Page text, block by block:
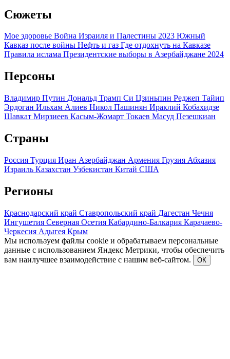
Сюжеты
Мое здоровье Война Израиля и Палестины 2023 Южный
Кавказ после войны Нефть и газ Где отдохнуть на Кавказе
Правила ислама Президентские выборы в Азербайджане 2024
Персоны
Владимир Путин Дональд Трамп Си Цзиньпин Реджеп Тайип
Эрдоган Ильхам Алиев Никол Пашинян Ираклий Кобахидзе
Шавкат Мирзиеев Касым-Жомарт Токаев Масуд Пезешкиан
Страны
Россия Турция Иран Азербайджан Армения Грузия Абхазия
Израиль Казахстан Узбекистан Китай США
Регионы
Краснодарский край Ставропольский край Дагестан Чечня
Ингушетия Северная Осетия Кабардино-Балкария Карачаево-
Черкесия Адыгея Крым
Мы используем файлы cookie и обрабатываем персональные
данные с использованием Яндекс Метрики, чтобы обеспечить
вам наилучшее взаимодействие с нашим веб-сайтом.
ОК